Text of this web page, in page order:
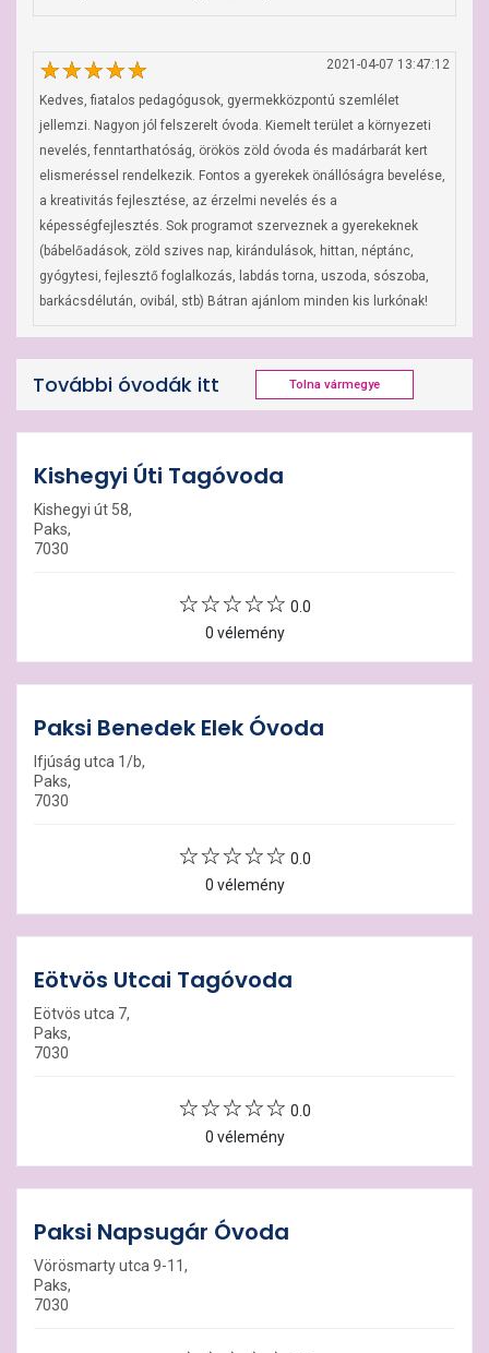
2021-04-07 13:47:12
Kedves, fiatalos pedagógusok, gyermekközpontú szemlélet
jellemzi. Nagyon jól felszerelt óvoda. Kiemelt terület a környezeti
nevelés, fenntarthatóság, örökös zöld óvoda és madárbarát kert
elismeréssel rendelkezik. Fontos a gyerekek önállóságra bevelése,
a kreativitás fejlesztése, az érzelmi nevelés és a
képességfejlesztés. Sok programot szerveznek a gyerekeknek
(bábelőadások, zöld szives nap, kirándulások, hittan, néptánc,
gyógytesi, fejlesztő foglalkozás, labdás torna, uszoda, sószoba,
barkácsdélután, ovibál, stb) Bátran ajánlom minden kis lurkónak!
További óvodák itt Tolna vármegye
Kishegyi Úti Tagóvoda
Kishegyi út 58,
Paks,
7030
0.0
0 vélemény
Paksi Benedek Elek Óvoda
Ifjúság utca 1/b,
Paks,
7030
0.0
0 vélemény
Eötvös Utcai Tagóvoda
Eötvös utca 7,
Paks,
7030
0.0
0 vélemény
Paksi Napsugár Óvoda
Vörösmarty utca 9-11,
Paks,
7030